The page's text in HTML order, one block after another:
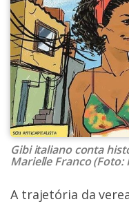
Gibi italiano conta
Marielle Franco (Foto:
A trajetória da